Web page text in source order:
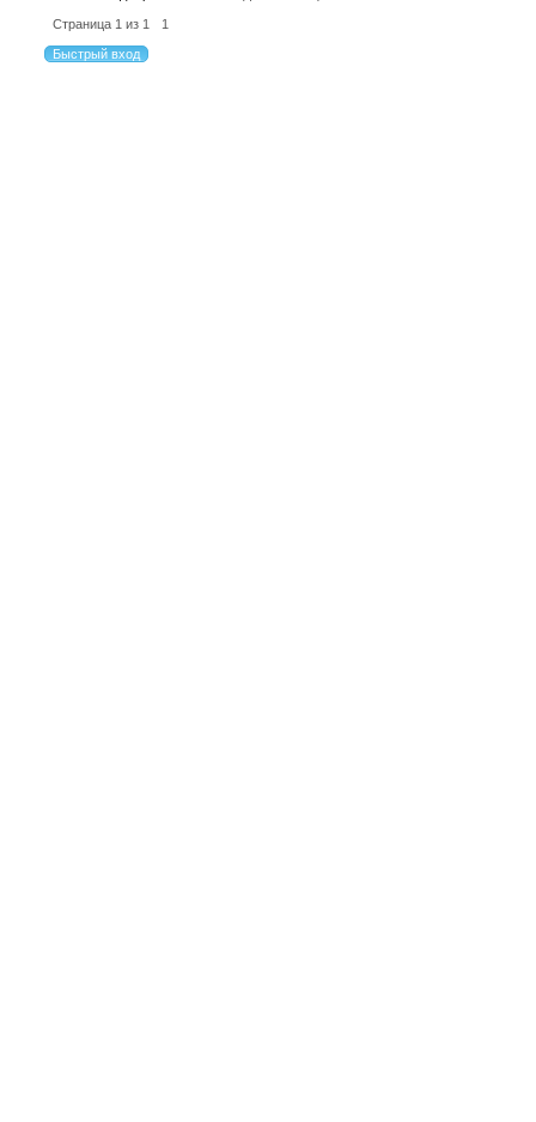
Страница 1 из 1 1